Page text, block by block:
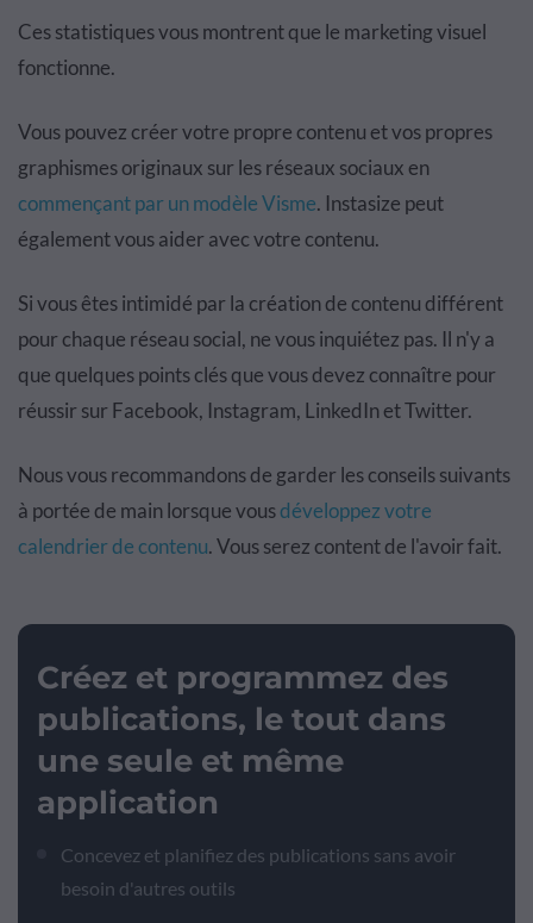
Ces statistiques vous montrent que le marketing visuel
fonctionne.
Vous pouvez créer votre propre contenu et vos propres
graphismes originaux sur les réseaux sociaux en
commençant par un modèle Visme. Instasize peut
également vous aider avec votre contenu.
Si vous êtes intimidé par la création de contenu différent
pour chaque réseau social, ne vous inquiétez pas. Il n'y a
que quelques points clés que vous devez connaître pour
réussir sur Facebook, Instagram, LinkedIn et Twitter.
Nous vous recommandons de garder les conseils suivants
à portée de main lorsque vousdéveloppez votre
calendrier de contenu. Vous serez content de l'avoir fait.
Créez et programmez des
publications, le tout dans
une seule et même
application
Concevez et planifiez des publications sans avoir
besoin d'autres outils